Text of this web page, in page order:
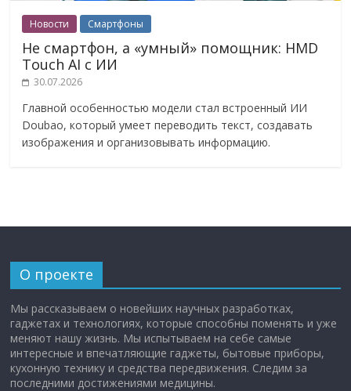
Новости Смартфоны
Не смартфон, а «умный» помощник: HMD
Touch AI с ИИ
30.07.2026
Главной особенностью модели стал встроенный ИИ
Doubao, который умеет переводить текст, создавать
изображения и организовывать информацию.
О проекте
Мы рассказываем о новейших научных разработках,
гаджетах и технологиях, которые способны поменять и уже
меняют нашу жизнь. Мы испытываем на себе самые
интересные и впечатляющие гаджеты, бытовые приборы,
кухонную технику и средства передвижения. Следим за
последними достижениями медицины.